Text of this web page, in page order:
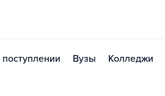
Вузы Колледжи